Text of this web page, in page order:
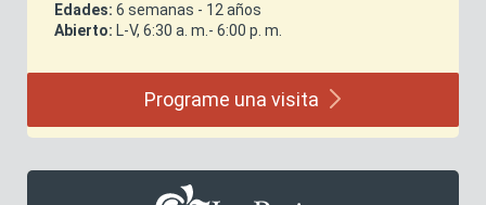
Edades: 6 semanas - 12 años
Abierto: L-V, 6:30 a. m.- 6:00 p. m.
Programe una visita